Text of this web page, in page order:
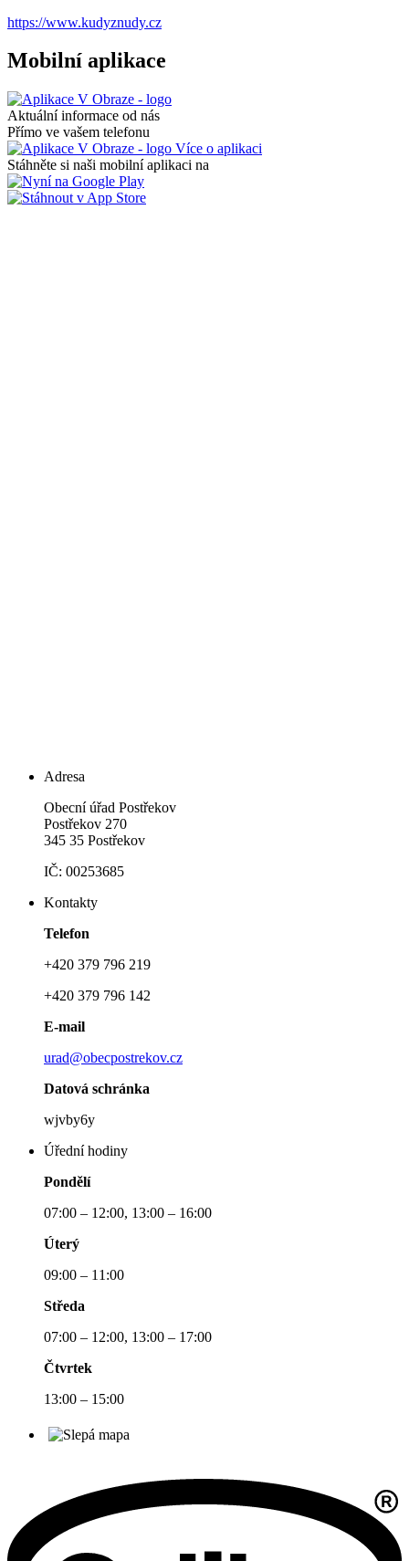
https://www.kudyznudy.cz
Mobilní aplikace
Aktuální informace od nás
Přímo ve vašem telefonu
Více o aplikaci
Stáhněte si naši mobilní aplikaci na
Adresa
Obecní úřad Postřekov
Postřekov 270
345 35 Postřekov
IČ: 00253685
Kontakty
Telefon
+420 379 796 219
+420 379 796 142
E-mail
urad@obecpostrekov.cz
Datová schránka
wjvby6y
Úřední hodiny
Pondělí
07:00 – 12:00, 13:00 – 16:00
Úterý
09:00 – 11:00
Středa
07:00 – 12:00, 13:00 – 17:00
Čtvrtek
13:00 – 15:00